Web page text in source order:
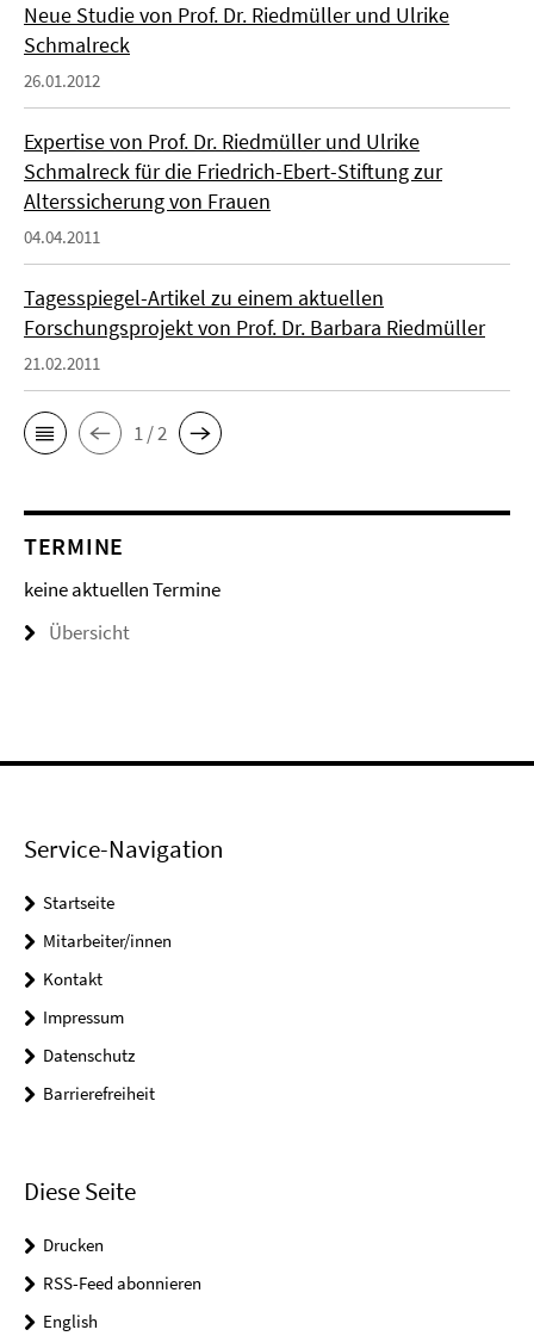
Neue Studie von Prof. Dr. Riedmüller und Ulrike
Schmalreck
26.01.2012
Expertise von Prof. Dr. Riedmüller und Ulrike
Schmalreck für die Friedrich-Ebert-Stiftung zur
Alterssicherung von Frauen
04.04.2011
Tagesspiegel-Artikel zu einem aktuellen
Forschungsprojekt von Prof. Dr. Barbara Riedmüller
21.02.2011
1 / 2
TERMINE
keine aktuellen Termine
Übersicht
Service-Navigation
Startseite
Mitarbeiter/innen
Kontakt
Impressum
Datenschutz
Barrierefreiheit
Diese Seite
Drucken
RSS-Feed abonnieren
English